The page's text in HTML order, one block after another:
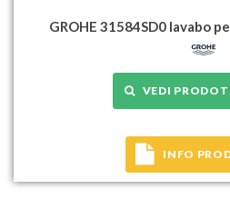
GROHE 31584SD0 lavabo
VEDI
INFO